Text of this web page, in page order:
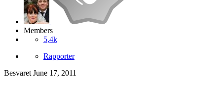
Members
5,4k
Rapporter
BesvaretJune 17, 2011